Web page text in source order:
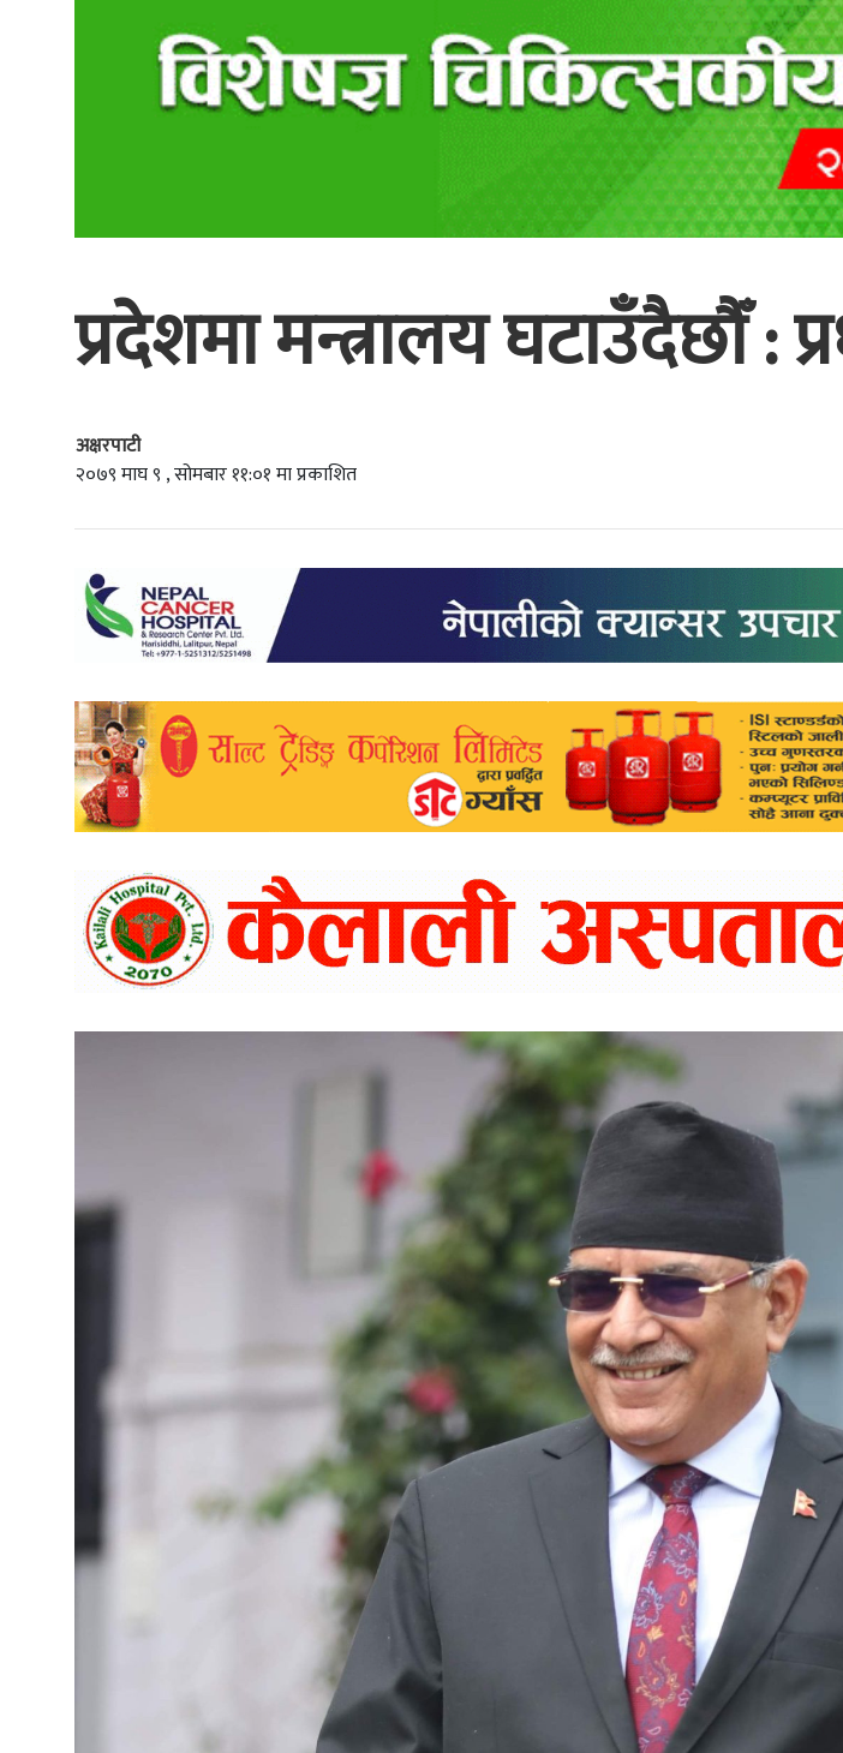
प्रदेशमा मन्त्रालय घटाउँदैछौँ :
अक्षरपाटी
२०७९ माघ ९ , सोमबार ११:०१ मा प्रकाशित